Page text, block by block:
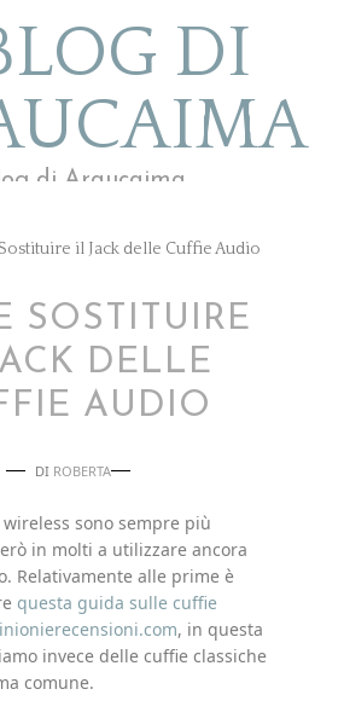
DI
di Araucaima
il Jack delle Cuffie Audio
SOSTITUIRE
DELLE
AUDIO
DI ROBERTA
sono sempre più
in molti a utilizzare ancora
Relativamente alle prime è
questa guida sulle cuffie
, in questa
invece delle cuffie classiche
comune.